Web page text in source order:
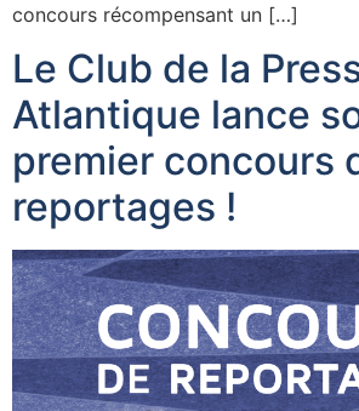
concours récompensant un […]
Le Club de la
Atlantique lance
premier concours
reportages !